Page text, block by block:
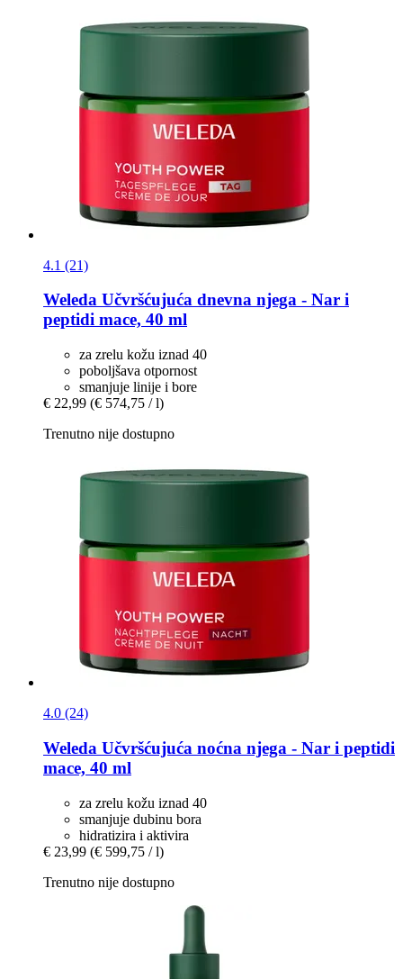
4.1 (21)
Weleda Učvršćujuća dnevna njega -​ Nar i
peptidi mace, 40 ml
za zrelu kožu iznad 40
poboljšava otpornost
smanjuje linije i bore
€ 22,99 (€ 574,75 / l)
Trenutno nije dostupno
4.0 (24)
Weleda Učvršćujuća noćna njega -​ Nar i peptidi
mace, 40 ml
za zrelu kožu iznad 40
smanjuje dubinu bora
hidratizira i aktivira
€ 23,99 (€ 599,75 / l)
Trenutno nije dostupno